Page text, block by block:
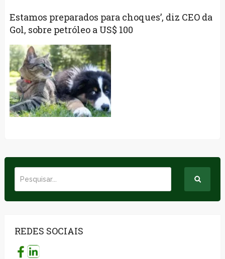
Estamos preparados para choques’, diz CEO da
Gol, sobre petróleo a US$ 100
REDES SOCIAIS